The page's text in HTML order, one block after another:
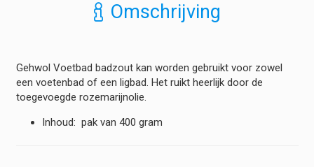
Omschrijving
Gehwol Voetbad badzout kan worden gebruikt voor zowel
een voetenbad of een ligbad. Het ruikt heerlijk door de
toegevoegde rozemarijnolie.
Inhoud: pak van 400 gram